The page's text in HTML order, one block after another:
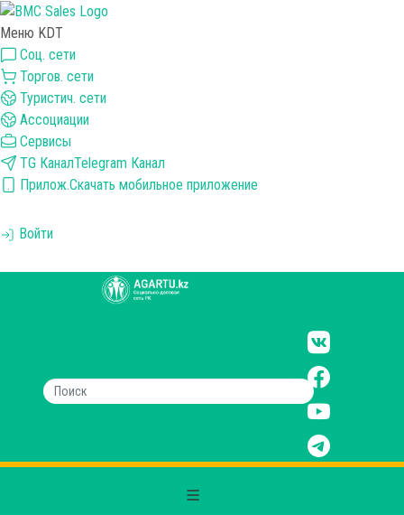
Меню KDT
Соц. сети
Торгов. сети
Туристич. сети
Ассоциации
Сервисы
TG КаналTelegram Канал
Прилож.Скачать мобильное приложение
Войти